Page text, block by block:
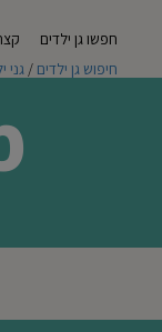
חפשו גן ילדים
חיפוש גן ילדים / גני